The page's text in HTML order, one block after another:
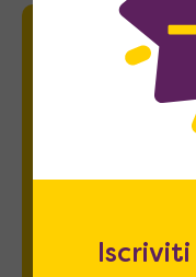
Iscriviti per